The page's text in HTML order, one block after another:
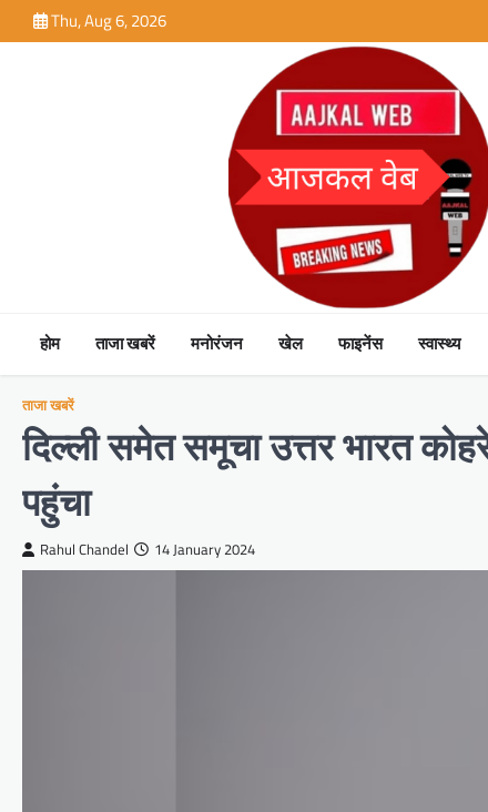
to
Thu, Aug 6, 2026
होम ताजा खबरें मनोरंजन खेल फाइनेंस स्वास्थ्य
ताजा खबरें
दिल्ली समेत समूचा उत्तर भारत
पहुंचा
Rahul Chandel 14 January 2024